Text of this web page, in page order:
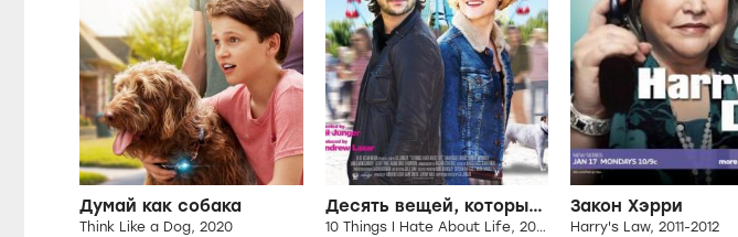
Думай как собака
Think Like a Dog, 2020
Десять вещей, которые я ненавижу в жизни
10 Things I Hate About Life, 2014
Закон Хэрри
Harry's Law, 2011-2012